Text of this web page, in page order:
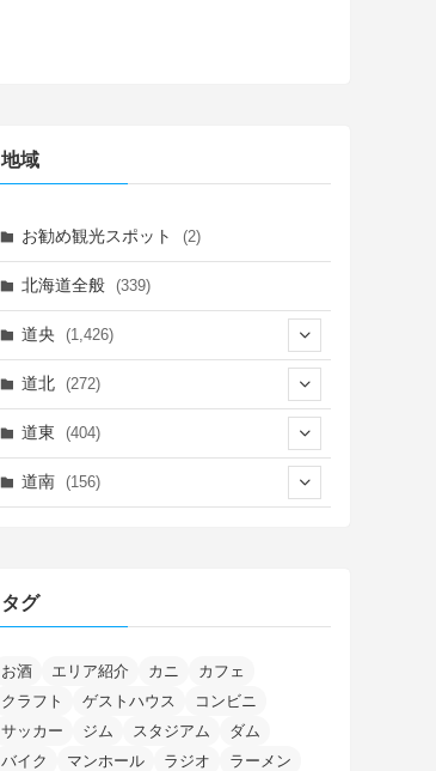
地域
お勧め観光スポット (2)
北海道全般 (339)
道央 (1,426)
(339)
(14)
(11)
(27)
(7)
(7)
(5)
(4)
道北 (272)
(27)
(6) (35)
(8)
道東 (404)
(9)
(15)
(2)
(7)
(5)
(5)
(1)
(31)
(7)
(9)
(5)
(8)
道南 (156)
(2)
(1)
(96)
(6)
(4)
タグ
お酒 エリア紹介 カニ
カフェ
クラフト
ゲストハウス
コンビニ
サッカー
ジム スタジアム
ダム
バイク
マンホール ラジオ
ラーメン